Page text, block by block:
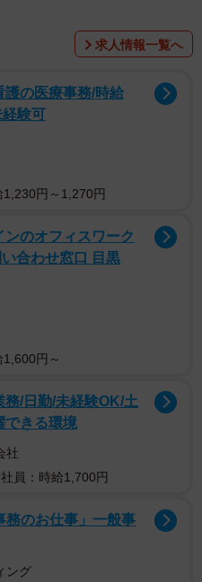
言でした。『今のテレビは
かったよね』って話題にな
を抱えて笑ってたなーって
いた、と懐かしむ夫の言葉
」と答えました。そして2
ンタルして観ることにしま
出演者が体を張って挑む無
ね！」と盛り上がった2人。
き…。
求人情報一覧へ
護の医療事務/時給
験可
円～1,270円
ンのオフィスワーク
合わせ窓口 目黒
円～
/日勤/未経験OK/土
できる環境
社
員：時給1,700円
務のお仕事」一般事
ング